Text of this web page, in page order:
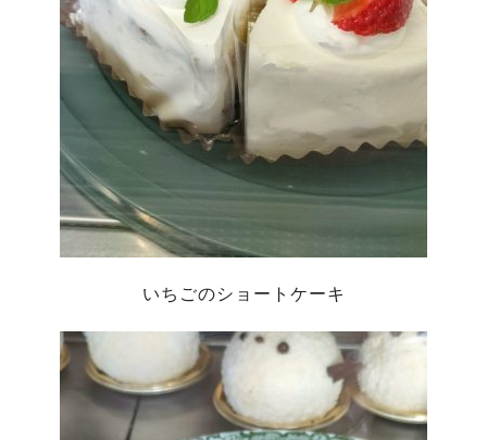
いちごのショートケーキ